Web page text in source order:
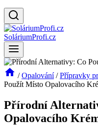
SoláriumProfi.cz
/ Opalování / Přípravky
Použít Místo Opalovacího
Přírodní
Opalovacího